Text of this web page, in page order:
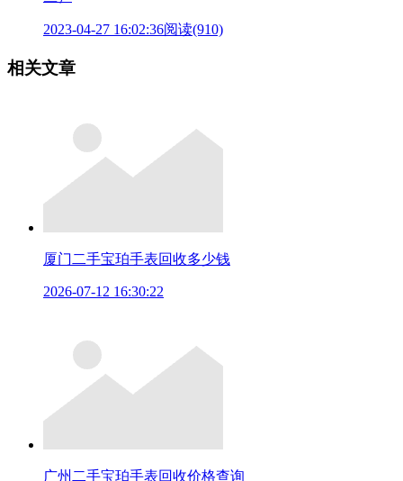
2023-04-27 16:02:36阅读(910)
相关文章
厦门二手宝珀手表回收多少钱
2026-07-12 16:30:22
广州二手宝珀手表回收价格查询